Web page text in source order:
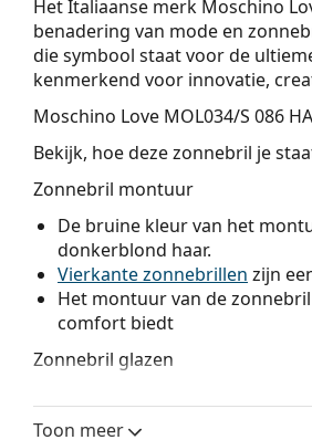
Het Italiaanse merk Moschino
benadering van mode en
die symbool staat voor de
kenmerkend voor innovatie,
Moschino Love MOL034/S 086
Bekijk, hoe deze zonnebril je
Zonnebril montuur
De bruine kleur van het
donkerblond haar.
Vierkante zonnebrillen zijn
Het montuur van de
comfort biedt
Zonnebril glazen
Toon meer